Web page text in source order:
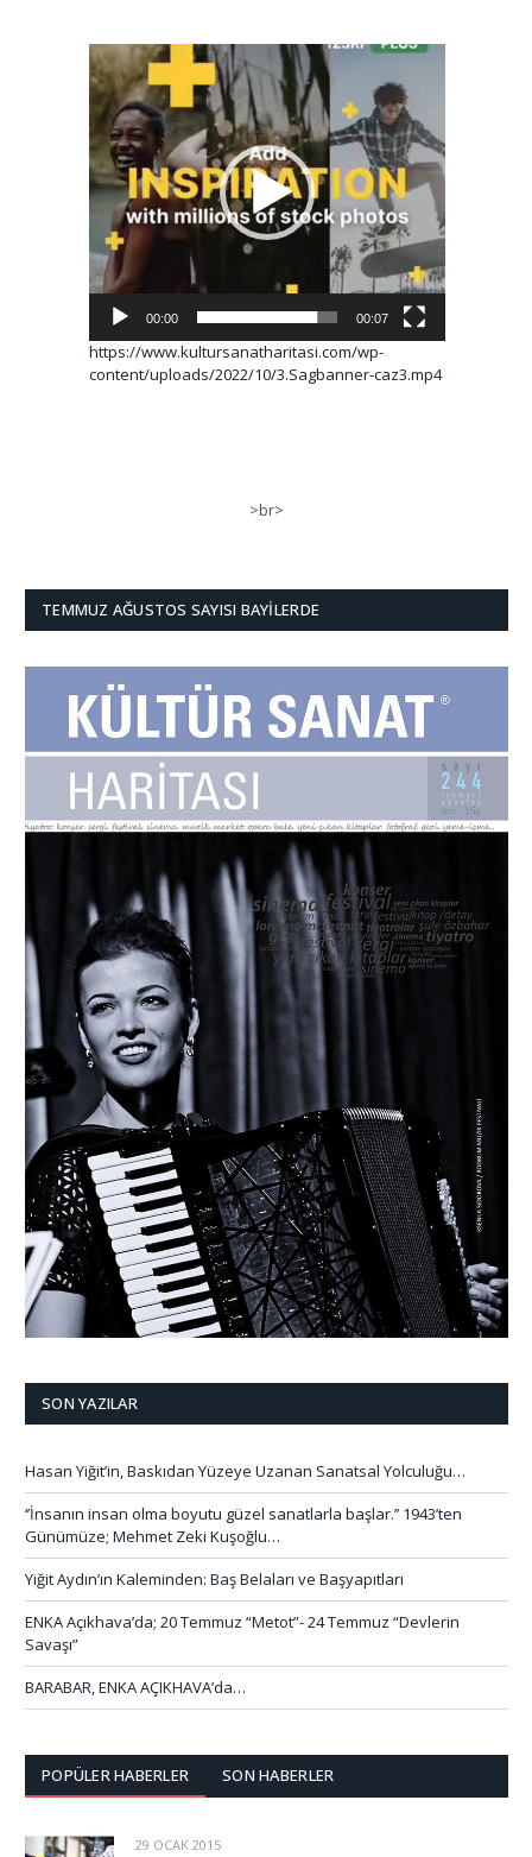
Video
oynatıcı
00:00 00:07
https://www.kultursanatharitasi.com/wp-
content/uploads/2022/10/3.Sagbanner-caz3.mp4
>br>
TEMMUZ AĞUSTOS SAYISI BAYILERDE
SON YAZILAR
Hasan Yiğit’in, Baskıdan Yüzeye Uzanan Sanatsal Yolculuğu…
‘’İnsanın insan olma boyutu güzel sanatlarla başlar.’’ 1943’ten
Günümüze; Mehmet Zeki Kuşoğlu…
Yiğit Aydın’ın Kaleminden: Baş Belaları ve Başyapıtları
ENKA Açıkhava’da; 20 Temmuz “Metot”- 24 Temmuz “Devlerin
Savaşı”
BARABAR, ENKA AÇIKHAVA’da…
POPÜLER HABERLER SON HABERLER
29 OCAK 2015